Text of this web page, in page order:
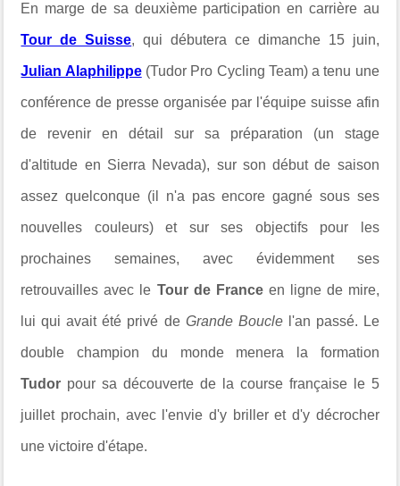
En marge de sa deuxième participation en carrière au
Tour de Suisse, qui débutera ce dimanche 15 juin,
Julian Alaphilippe (Tudor Pro Cycling Team) a tenu une
conférence de presse organisée par l'équipe suisse afin
de revenir en détail sur sa préparation (un stage
d'altitude en Sierra Nevada), sur son début de saison
assez quelconque (il n'a pas encore gagné sous ses
nouvelles couleurs) et sur ses objectifs pour les
prochaines semaines, avec évidemment ses
retrouvailles avec le Tour de Franceen ligne de mire,
lui qui avait été privé de Grande Bouclel'an passé. Le
double champion du monde menera la formation
Tudor pour sa découverte de la course française le 5
juillet prochain, avec l'envie d'y briller et d'y décrocher
une victoire d'étape.